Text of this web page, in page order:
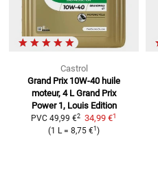
Castrol
Grand Prix 10W-40 huile
moteur, 4 L Grand Prix
Power 1, Louis Edition
PVC 49,99 €2 34,99 €1
(1 L=8,75 €1)